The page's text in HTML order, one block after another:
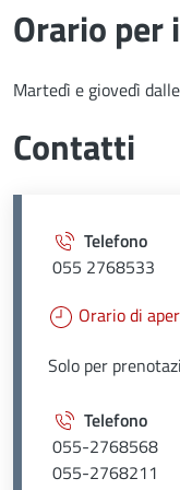
Orario per
Martedì e giovedì
Contatti
Telefono
055 2768533
Orario di
Solo per
Telefono
055-2768568
055-2768211